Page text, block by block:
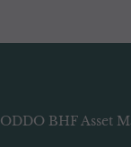
ODDO BHF Asset